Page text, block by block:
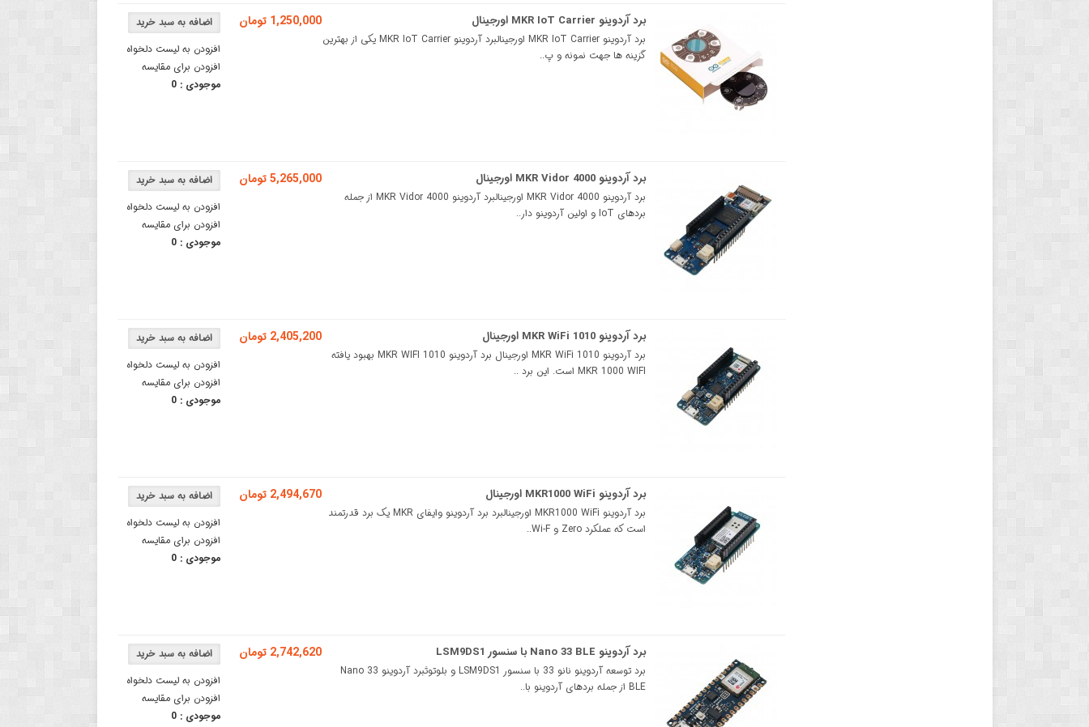
افزودن به لیست دلخواه
افزودن برای مقایسه
موجودی :0
1,250,000 تومان برد آردوینو MKR IoT Carrier اورجینال
برد آردوینو MKR IoT Carrier اورجینالبرد آردوینو MKR IoT Carrier یکی از بهترین
گزینه ها جهت نمونه و پ..
افزودن به لیست دلخواه
افزودن برای مقایسه
موجودی :0
5,265,000 تومان برد آردوینو MKR Vidor 4000 اورجینال
برد آردوینو MKR Vidor 4000 اورجینالبرد آردوینو MKR Vidor 4000 از جمله
بردهای IoT و اولین آردوینو دار..
افزودن به لیست دلخواه
افزودن برای مقایسه
موجودی :0
2,405,200 تومان برد آردوینو MKR WiFi 1010 اورجینال
برد آردوینو MKR WiFi 1010 اورجینال برد آردوینو MKR WIFI 1010 بهبود یافته
MKR 1000 WIFI است. این برد ..
افزودن به لیست دلخواه
افزودن برای مقایسه
موجودی :0
2,494,670 تومان برد آردوینو MKR1000 WiFi اورجینال
برد آردوینو MKR1000 WiFi اورجینالبرد برد آردوینو وایفای MKR یک برد قدرتمند
است که عملکرد Zero و Wi-F..
افزودن به لیست دلخواه
افزودن برای مقایسه
موجودی :0
2,742,620 تومان برد آردوینو Nano 33 BLE با سنسور LSM9DS1
برد توسعه آردوینو نانو 33 با سنسور LSM9DS1 و بلوتوثبرد آردوینو Nano 33
BLE از جمله بردهای آردوینو با..